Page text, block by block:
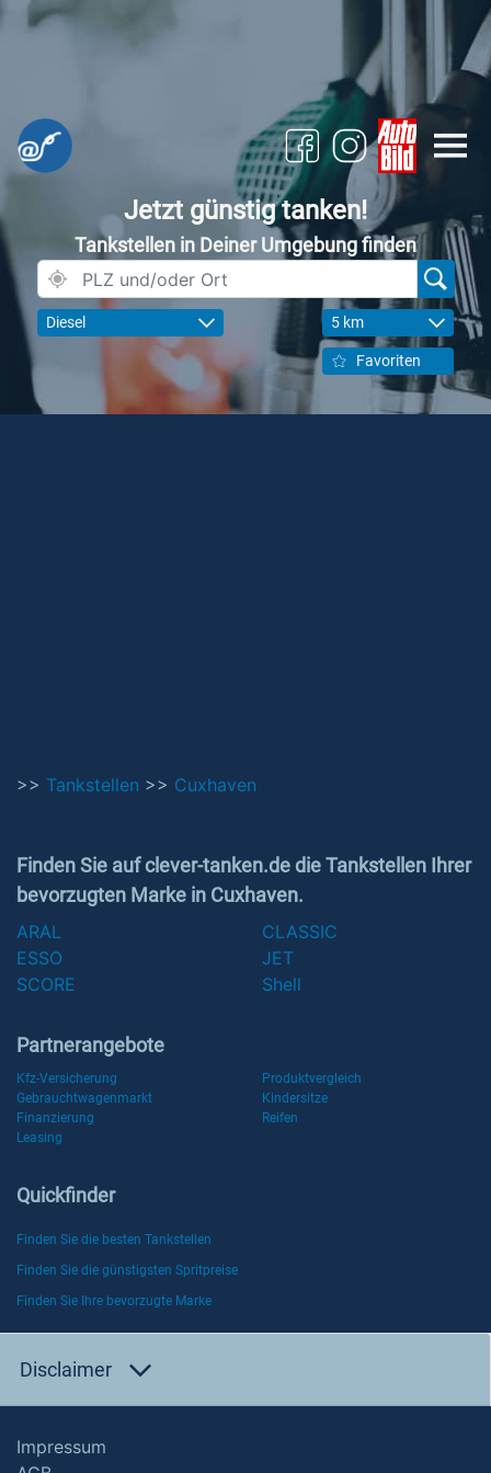
Jetzt günstig tanken!
Tankstellen in Deiner Umgebung finden
Diesel 5 km
Favoriten
>> Tankstellen >> Cuxhaven
Finden Sie auf clever-tanken.de die Tankstellen Ihrer
bevorzugten Marke in Cuxhaven.
ARAL
CLASSIC
ESSO
JET
SCORE
Shell
Partnerangebote
Kfz-Versicherung
Produktvergleich
Gebrauchtwagenmarkt
Kindersitze
Finanzierung
Reifen
Leasing
Quickfinder
Finden Sie die besten Tankstellen
Finden Sie die günstigsten Spritpreise
Finden Sie Ihre bevorzugte Marke
Disclaimer
Impressum